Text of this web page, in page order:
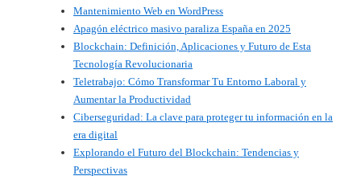
Mantenimiento Web en WordPress
Apagón eléctrico masivo paraliza España en 2025
Blockchain: Definición, Aplicaciones y Futuro de Esta
Tecnología Revolucionaria
Teletrabajo: Cómo Transformar Tu Entorno Laboral y
Aumentar la Productividad
Ciberseguridad: La clave para proteger tu información en la
era digital
Explorando el Futuro del Blockchain: Tendencias y
Perspectivas